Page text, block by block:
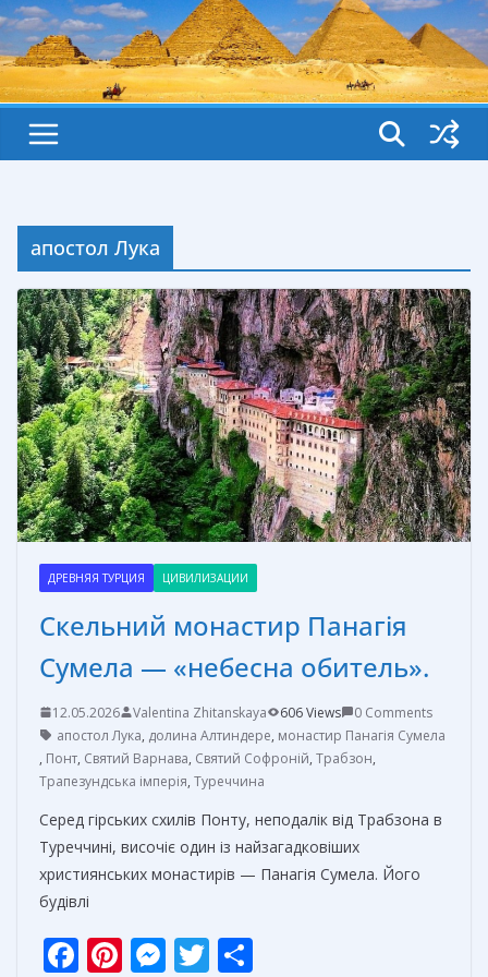
апостол Лука
ДРЕВНЯЯ ТУРЦИЯ ЦИВИЛИЗАЦИИ
Скельний монастир Панагія
Сумела — «небесна обитель».
12.05.2026 Valentina Zhitanskaya 606 Views
0 Comments
апостол Лука, долина Алтиндере, монастир Панагія Сумела
, Понт, Святий Варнава, Святий Софроній, Трабзон,
Трапезундська імперія, Туреччина
Серед гірських схилів Понту, неподалік від Трабзона в
Туреччині, височіє один із найзагадковіших
християнських монастирів — Панагія Сумела. Його
будівлі
F Pi M T